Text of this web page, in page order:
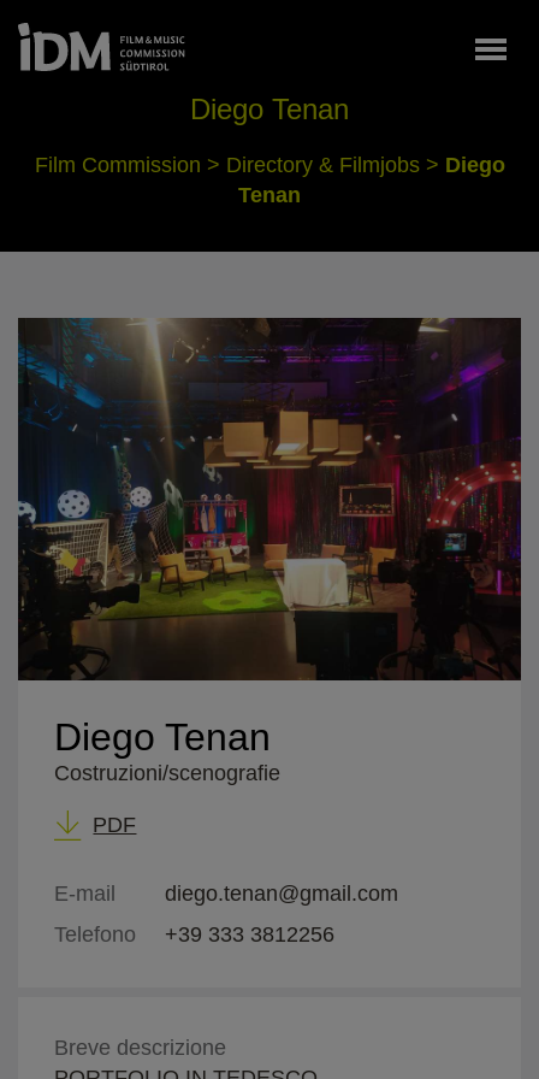
Diego Tenan
Film Commission > Directory & Filmjobs> Diego
Tenan
Diego Tenan
Costruzioni/scenografie
PDF
E-mail
diego.tenan@gmail.com
Telefono
+39 333 3812256
Breve descrizione